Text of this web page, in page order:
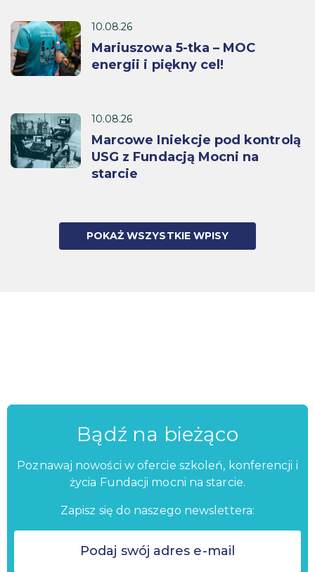
10.08.26
Mariuszowa 5-tka – MOC
energii i piękny cel!
10.08.26
Marcowe Iniekcje pod kontrolą
USG z Fundacją Mocni na
starcie
POKAŻ WSZYSTKIE WPISY
Bądź na bieżąco
Poznawaj nowości w ofercie szkoleń, konferencji i
życia Fundacji mocni na starcie.
Zapisz się do naszego newslettera: